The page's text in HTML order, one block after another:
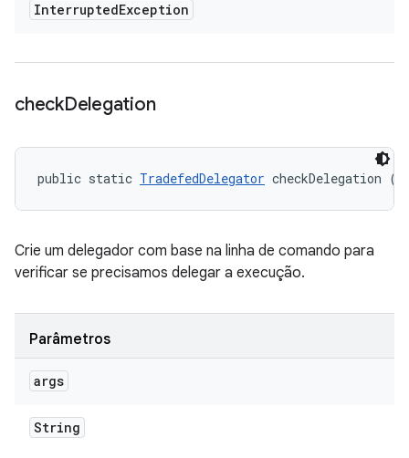
InterruptedException
checkDelegation
public static TradefedDelegator checkDelegation
Crie um delegador com base na linha de comando para
verificar se precisamos delegar a execução.
Parâmetros
args
String